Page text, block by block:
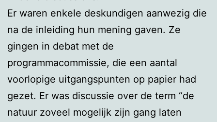
Er waren enkele deskundigen aanwezig die
na de inleiding hun mening gaven. Ze
gingen in debat met de
programmacommissie, die een aantal
voorlopige uitgangspunten op papier had
gezet. Er was discussie over de term “de
natuur zoveel mogelijk zijn gang laten